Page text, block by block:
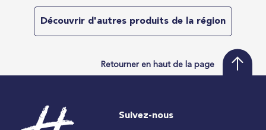
Découvrir d'autres produits de la région
Retourner en haut de la page
Suivez-nous